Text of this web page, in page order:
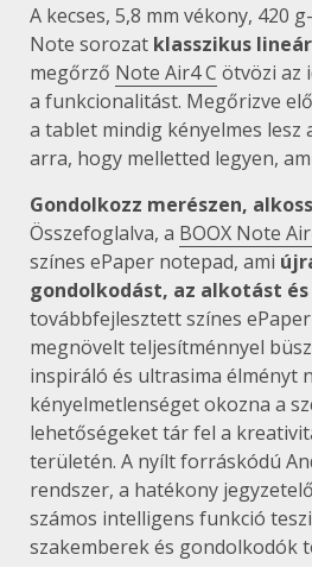
A kecses, 5,8 mm vékony, 420
Note sorozat klasszikus
megőrző Note Air4 C ötvözi az
a funkcionalitást. Megőrizve
a tablet mindig kényelmes lesz
arra, hogy melletted legyen,
Gondolkozz merészen,
Összefoglalva, a BOOX Note
színes ePaper notepad, ami
gondolkodást, az alkotást
továbbfejlesztett színes
megnövelt teljesítménnyel
inspiráló és ultrasima élményt
kényelmetlenséget okozna a
lehetőségeket tár fel a
területén. A nyílt forráskódú
rendszer, a hatékony
számos intelligens funkció
szakemberek és gondolkodók